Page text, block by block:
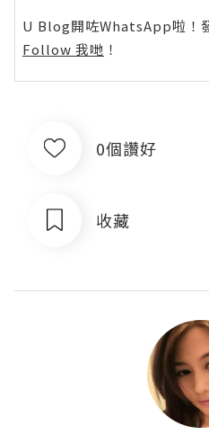
U Blog開咗WhatsApp啦！
Follow 我哋 ！
0個讚好
收藏